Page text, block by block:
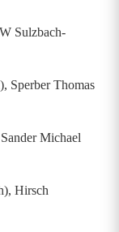
Sulzbach-
Sperber Thomas
Michael
Hirsch